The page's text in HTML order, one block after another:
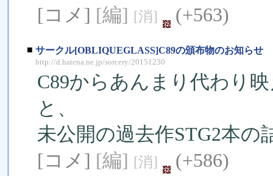
[コメ] [編] [消] (+563)
■ サークル[OBLIQUEGLASS]C89の頒布物のお知らせ
http://d.hatena.ne.jp/sorcery/20151230
C89からあんまり代わり
と、
未公開の過去作STG2本の
[コメ] [編] [消] (+586)